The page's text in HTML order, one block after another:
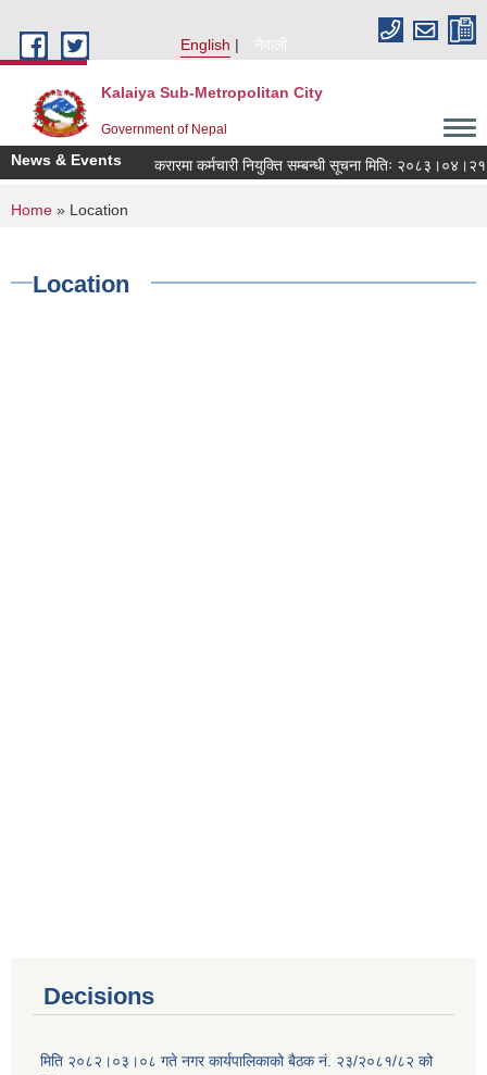
English
नेपाली
Kalaiya Sub-Metropolitan City
Government of Nepal
News & Events करारमा कर्मचारी नियुक्ति सम्बन्धी सूचना मितिः २०८३।०४।२१
You are here
Home » Location
Location
Decisions
मिति २०८२।०३।०८ गते नगर कार्यपालिकाको बैठक नं. २३/२०८१/८२ को